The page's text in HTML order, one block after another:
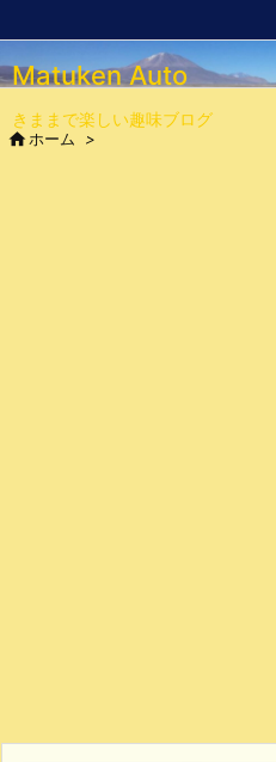
Matuken Auto
きままで楽しい趣味ブログ
ホーム >